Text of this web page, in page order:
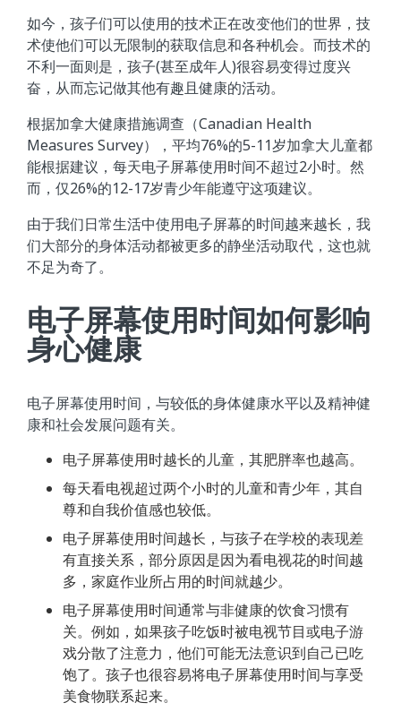
如今，孩子们可以使用的技术正在改变他们的世界，技
术使他们可以无限制的获取信息和各种机会。而技术的
不利一面则是，孩子(甚至成年人)很容易变得过度兴
奋，从而忘记做其他有趣且健康的活动。
根据加拿大健康措施调查（Canadian Health
Measures Survey），平均76%的5-11岁加拿大儿童都
能根据建议，每天电子屏幕使用时间不超过2小时。然
而，仅26%的12-17岁青少年能遵守这项建议。
由于我们日常生活中使用电子屏幕的时间越来越长，我
们大部分的身体活动都被更多的静坐活动取代，这也就
不足为奇了。
电子屏幕使用时间如何影响
身心健康
电子屏幕使用时间，与较低的身体健康水平以及精神健
康和社会发展问题有关。
电子屏幕使用时越长的儿童，其肥胖率也越高。
每天看电视超过两个小时的儿童和青少年，其自
尊和自我价值感也较低。
电子屏幕使用时间越长，与孩子在学校的表现差
有直接关系，部分原因是因为看电视花的时间越
多，家庭作业所占用的时间就越少。
电子屏幕使用时间通常与非健康的饮食习惯有
关。例如，如果孩子吃饭时被电视节目或电子游
戏分散了注意力，他们可能无法意识到自己已吃
饱了。孩子也很容易将电子屏幕使用时间与享受
美食物联系起来。